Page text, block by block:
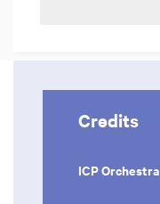
Credits
ICP Orchestra